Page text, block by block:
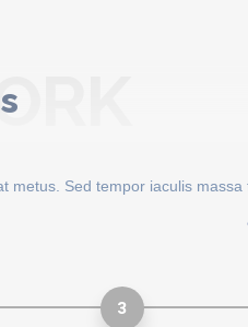
Sed tempor iaculis massa
3